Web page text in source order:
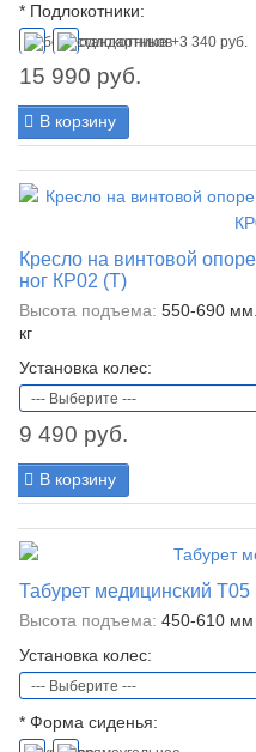
* Подлокотники:
15 990 руб.
В корзину
Кресло на винтовой
ног КР02 (Т)
Высота подъема: 550-690 мм.
кг
Установка колес:
9 490 руб.
В корзину
Табурет медицинский Т05
Высота подъема: 450-610 мм
Установка колес:
* Форма сиденья: